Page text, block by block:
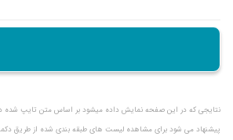
نتایجی که در این صفحه نمایش داده میشود بر اساس متن تایپ
پیشنهاد می شود برای مشاهده لیست های طبقه بندی شده از طریق